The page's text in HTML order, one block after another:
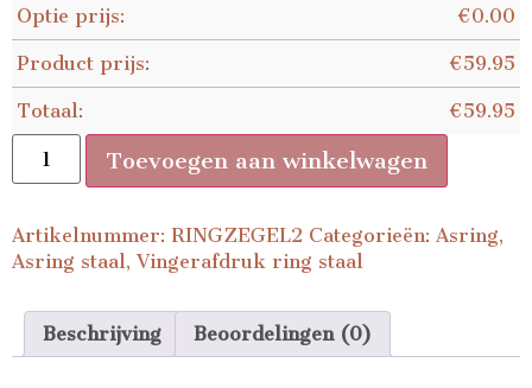
Optie prijs: €0.00
Product prijs: €59.95
Totaal: €59.95
Toevoegen aan winkelwagen
Artikelnummer: RINGZEGEL2 Categorieën: Asring,
Asring staal, Vingerafdruk ring staal
Beschrijving Beoordelingen (0)